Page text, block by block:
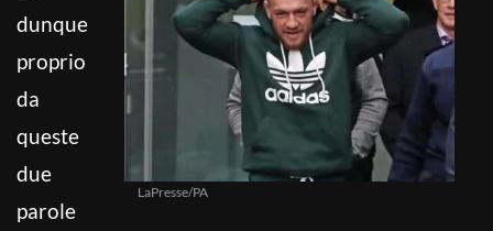
LaPresse/PA
dunque
proprio
da
queste
due
parole